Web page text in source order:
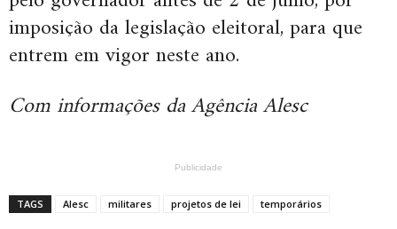
imposição da legislação eleitoral, para que
entrem em vigor neste ano.
Com informações da Agência Alesc
Publicidade
TAGS Alesc militares projetos de lei temporários